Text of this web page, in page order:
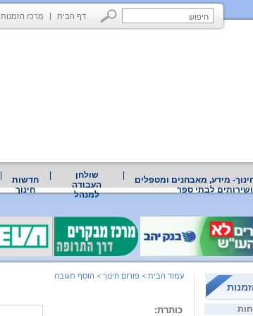
דף הבית מרכז הזמנות
מידע, מאבחנים ומטפלים
ושירותים לבתי ספר
שולחן
העבודה
למנהל
חדשות
חינוך
עמוד הבית > פורום חינוך > הוסף תגובה
כותרת: